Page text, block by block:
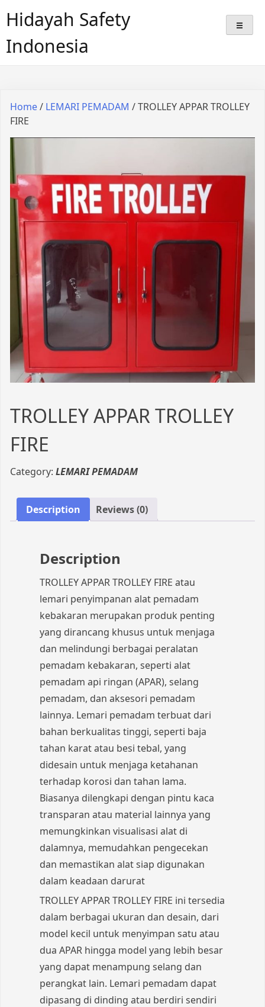
Hidayah Safety
Indonesia
Home/ LEMARI PEMADAM / TROLLEY APPAR TROLLEY
FIRE
TROLLEY APPAR TROLLEY
FIRE
Category: LEMARI PEMADAM
Description Reviews (0)
Description
TROLLEY APPAR TROLLEY FIRE atau
lemari penyimpanan alat pemadam
kebakaran merupakan produk penting
yang dirancang khusus untuk menjaga
dan melindungi berbagai peralatan
pemadam kebakaran, seperti alat
pemadam api ringan (APAR), selang
pemadam, dan aksesori pemadam
lainnya. Lemari pemadam terbuat dari
bahan berkualitas tinggi, seperti baja
tahan karat atau besi tebal, yang
didesain untuk menjaga ketahanan
terhadap korosi dan tahan lama.
Biasanya dilengkapi dengan pintu kaca
transparan atau material lainnya yang
memungkinkan visualisasi alat di
dalamnya, memudahkan pengecekan
dan memastikan alat siap digunakan
dalam keadaan darurat
TROLLEY APPAR TROLLEY FIRE ini tersedia
dalam berbagai ukuran dan desain, dari
model kecil untuk menyimpan satu atau
dua APAR hingga model yang lebih besar
yang dapat menampung selang dan
perangkat lain. Lemari pemadam dapat
dipasang di dinding atau berdiri sendiri